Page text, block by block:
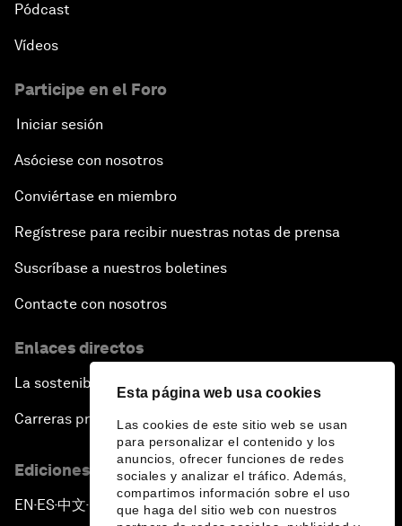
Esta página web usa cookies
Las cookies de este sitio web se usan
para personalizar el contenido y los
anuncios, ofrecer funciones de redes
sociales y analizar el tráfico. Además,
compartimos información sobre el uso
que haga del sitio web con nuestros
Pódcast
Vídeos
Participe en el Foro
Iniciar sesión
Asóciese con nosotros
Conviértase en miembro
Regístrese para recibir nuestras notas de prensa
Suscríbase a nuestros boletines
Contacte con nosotros
Enlaces directos
La sostenibilidad en el Foro
Carreras profesionales
Ediciones en otros idiomas
EN ▪ES▪中文▪ 日本語